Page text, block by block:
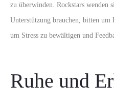
zu überwinden. Rockstars wenden
Unterstützung brauchen, bitten um
um Stress zu bewältigen und
Ruhe und